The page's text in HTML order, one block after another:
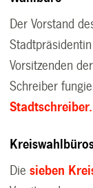
Der Vorstand
Vorsitzenden
Schreiber
Stadtschreiber.
Diesieben